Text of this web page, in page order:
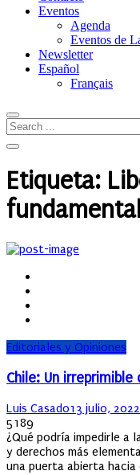
Eventos
Agenda
Eventos de
Newsletter
Español
Français
Etiqueta:
Editoriales y Opiniones
Chile: Un
Author
Luis CasadoPosted
13 julio, 2022
5189
¿Qué podría impedirle a
y derechos más
una puerta abierta